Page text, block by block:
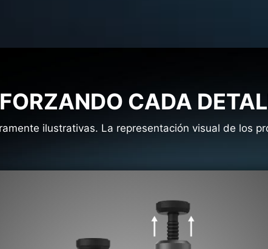
CADA
ilustrativas. La representación visual de los